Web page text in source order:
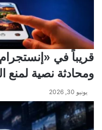
قريباً في
ومحادثة نصية لمنع
يونيو 30, 2026